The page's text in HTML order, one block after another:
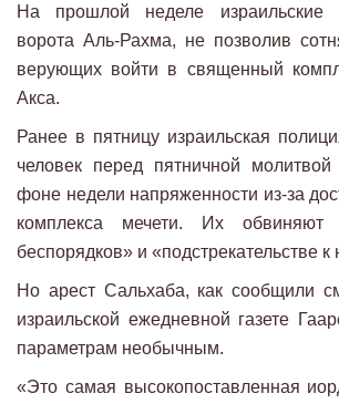
На прошлой неделе израильские
ворота Аль-Рахма, не позволив
верующих войти в священный
Акса.
Ранее в пятницу израильская
человек перед пятничной
фоне недели напряженности из-за
комплекса мечети. Их обвиняют
беспорядков» и «подстрекательстве
Но арест Сальхаба, как сообщили
израильской ежедневной газете
параметрам необычным.
«Это самая высокопоставленная